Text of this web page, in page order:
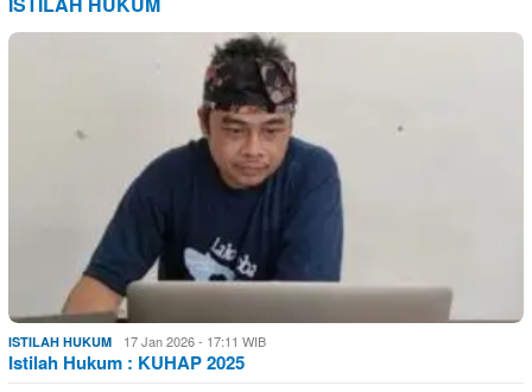
ISTILAH HUKUM 17 Jan 2026 - 17:11 WIB
Istilah Hukum : KUHAP 2025